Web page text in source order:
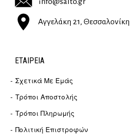
Αγγελάκη 21, Θεσσαλονίκη
ΕΤΑΙΡΕΊΑ
Σχετικά Με Εμάς
Τρόποι Αποστολής
Τρόποι Πληρωμής
Πολιτική Επιστροφών